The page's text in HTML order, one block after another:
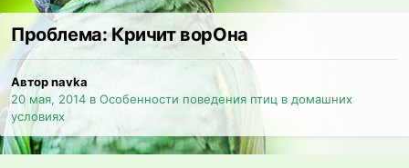
Проблема: Кричит ворОна
Автор navka
20 мая, 2014 в Особенности поведения птиц в домашних
условиях